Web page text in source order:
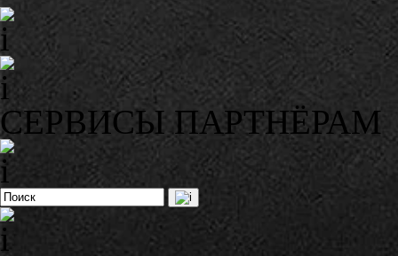
СЕРВИСЫ ПАРТНЁРАМ